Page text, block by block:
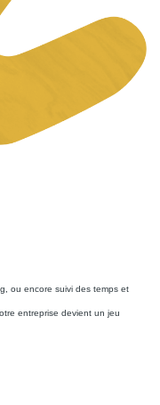
ou encore suivi des temps et
entreprise devient un jeu